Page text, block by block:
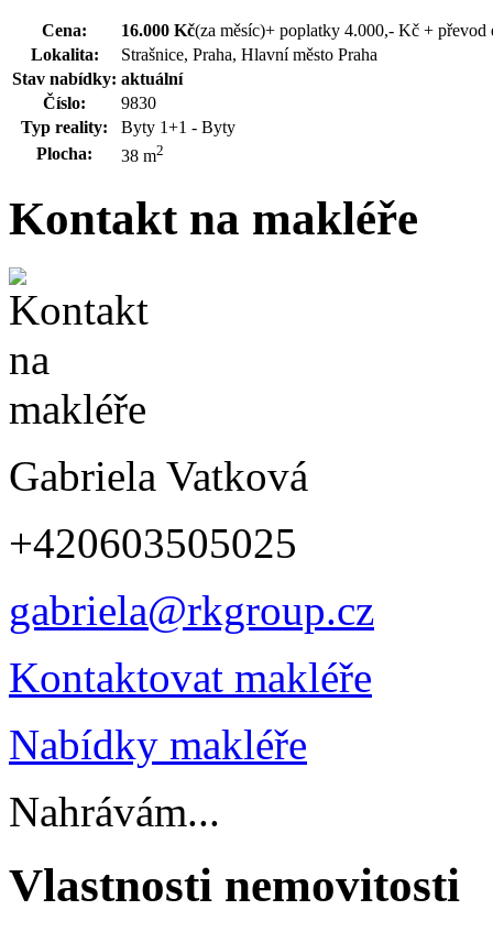
Cena: 16.000 Kč(za měsíc)+ poplatky 4.000,- Kč + převod
Lokalita:
Strašnice, Praha, Hlavní město Praha
Stav nabídky: aktuální
Číslo:
9830
Typ reality:
Byty 1+1 - Byty
Plocha:
38 m2
Kontakt na makléře
Gabriela Vatková
+420603505025
gabriela@rkgroup.cz
Kontaktovat makléře
Nabídky makléře
Nahrávám...
Vlastnosti nemovitosti